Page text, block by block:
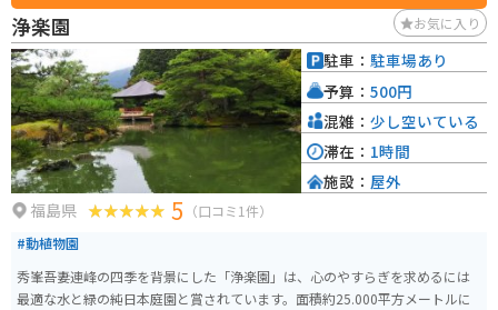
浄楽園 お気に入り
福島県 5 （口コミ1件）
#動植物園
秀峯吾妻連峰の四季を背景にした「浄楽園」は、心のやすらぎを求めるには
最適な水と緑の純日本庭園と賞されています。面積約25.000平方メートルに
駐車： 駐車場あり
予算： 500円
混雑： 少し空いている
滞在： 1時間
施設： 屋外